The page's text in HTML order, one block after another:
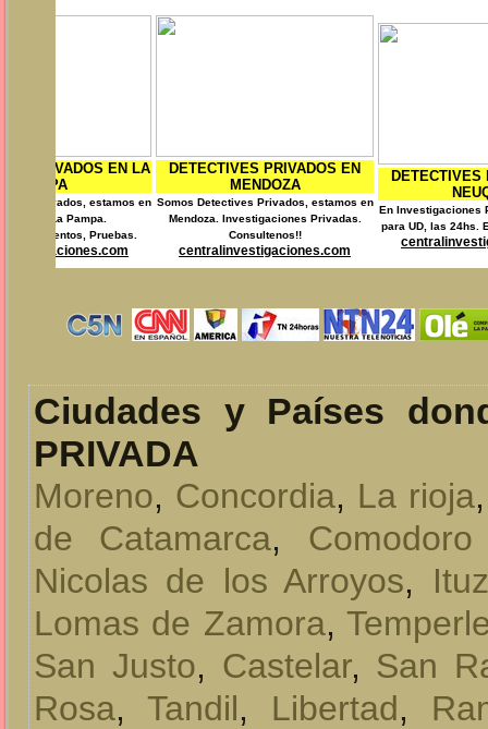
PRIVADOS EN
MENDOZA
Privados, estamos en
Investigaciones Privadas.
Consultenos!!
DETECTIVES PRIVADOS EN
NEUQUEN
En Investigaciones Privadas trabajamos
para UD, las 24hs. Estmos en Neuquen.
centralinvestigaciones.com
DETECTIVES
Somos
Contamos con
Ciudades y Países
PRIVADA
Moreno, Concordia, La rioja
de Catamarca,
Nicolas de los Arroyos,
Lomas de Zamora,
San Justo, Castelar, San
Rosa, Tandil, Libertad,